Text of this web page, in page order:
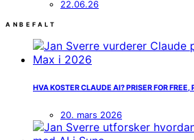
22.06.26
ANBEFALT
HVA KOSTER CLAUDE AI? PRISER FOR
20. mars 2026